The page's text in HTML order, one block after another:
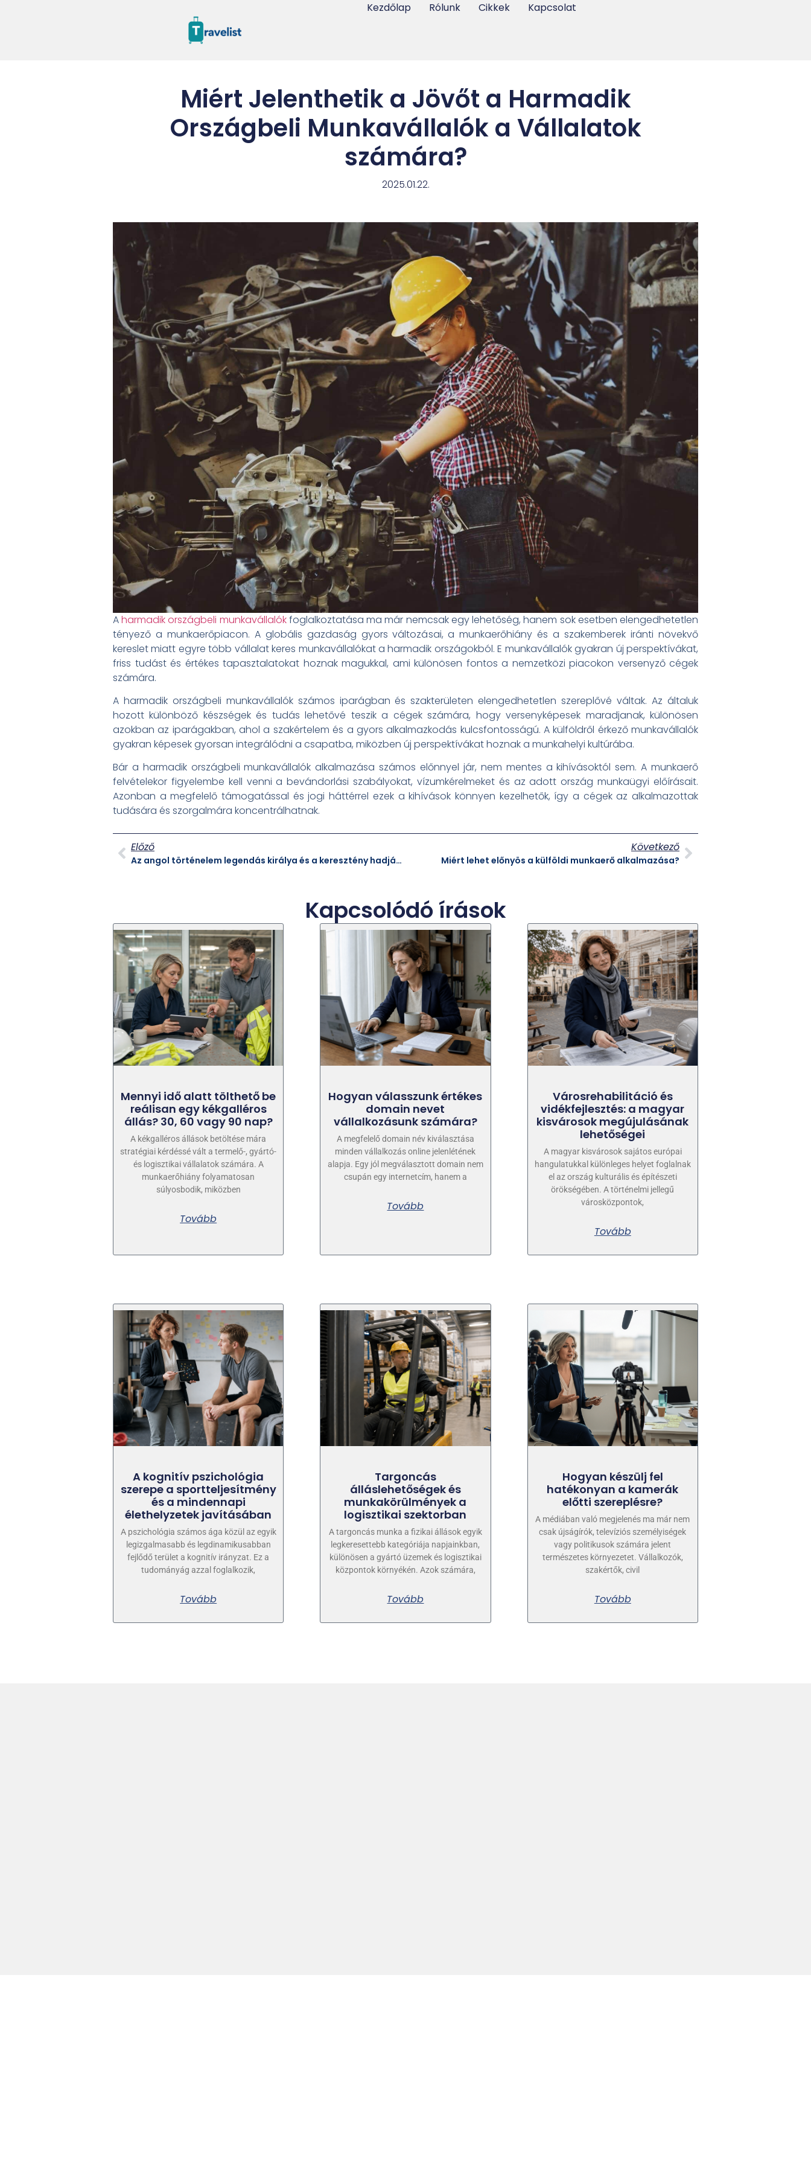
Kezdőlap Rólunk Cikkek Kapcsolat
Miért Jelenthetik a Jövőt a Harmadik
Országbeli Munkavállalók a Vállalatok
számára?
2025.01.22.
Aharmadik országbeli munkavállalókfoglalkoztatása ma már nemcsak egy lehetőség, hanem sok esetben elengedhetetlen
tényező a munkaerőpiacon. A globális gazdaság gyors változásai, a munkaerőhiány és a szakemberek iránti növekvő
kereslet miatt egyre több vállalat keres munkavállalókat a harmadik országokból. E munkavállalók gyakran új perspektívákat,
friss tudást és értékes tapasztalatokat hoznak magukkal, ami különösen fontos a nemzetközi piacokon versenyző cégek
számára.
A harmadik országbeli munkavállalók számos iparágban és szakterületen elengedhetetlen szereplővé váltak. Az általuk
hozott különböző készségek és tudás lehetővé teszik a cégek számára, hogy versenyképesek maradjanak, különösen
azokban az iparágakban, ahol a szakértelem és a gyors alkalmazkodás kulcsfontosságú. A külföldről érkező munkavállalók
gyakran képesek gyorsan integrálódni a csapatba, miközben új perspektívákat hoznak a munkahelyi kultúrába.
Bár a harmadik országbeli munkavállalók alkalmazása számos előnnyel jár, nem mentes a kihívásoktól sem. A munkaerő
felvételekor figyelembe kell venni a bevándorlási szabályokat, vízumkérelmeket és az adott ország munkaügyi előírásait.
Azonban a megfelelő támogatással és jogi háttérrel ezek a kihívások könnyen kezelhetők, így a cégek az alkalmazottak
tudására és szorgalmára koncentrálhatnak.
Előző
Az angol történelem legendás királya és a keresztény hadjárat hőse
Következő
Miért lehet előnyös a külföldi munkaerő alkalmazása?
Kapcsolódó írások
Mennyi idő alatt tölthető be
reálisan egy kékgalléros
állás? 30, 60 vagy 90 nap?
A kékgalléros állások betöltése mára
stratégiai kérdéssé vált a termelő-, gyártó-
és logisztikai vállalatok számára. A
munkaerőhiány folyamatosan
súlyosbodik, miközben
Tovább
Hogyan válasszunk értékes
domain nevet
vállalkozásunk számára?
A megfelelő domain név kiválasztása
minden vállalkozás online jelenlétének
alapja. Egy jól megválasztott domain nem
csupán egy internetcím, hanem a
Tovább
Városrehabilitáció és
vidékfejlesztés: a magyar
kisvárosok megújulásának
lehetőségei
A magyar kisvárosok sajátos európai
hangulatukkal különleges helyet foglalnak
el az ország kulturális és építészeti
örökségében. A történelmi jellegű
városközpontok,
Tovább
A kognitív pszichológia
szerepe a sportteljesítmény
és a mindennapi
élethelyzetek javításában
A pszichológia számos ága közül az egyik
legizgalmasabb és legdinamikusabban
fejlődő terület a kognitív irányzat. Ez a
tudományág azzal foglalkozik,
Tovább
Targoncás
álláslehetőségek és
munkakörülmények a
logisztikai szektorban
A targoncás munka a fizikai állások egyik
legkeresettebb kategóriája napjainkban,
különösen a gyártó üzemek és logisztikai
központok környékén. Azok számára,
Tovább
Hogyan készülj fel
hatékonyan a kamerák
előtti szereplésre?
A médiában való megjelenés ma már nem
csak újságírók, televíziós személyiségek
vagy politikusok számára jelent
természetes környezetet. Vállalkozók,
szakértők, civil
Tovább